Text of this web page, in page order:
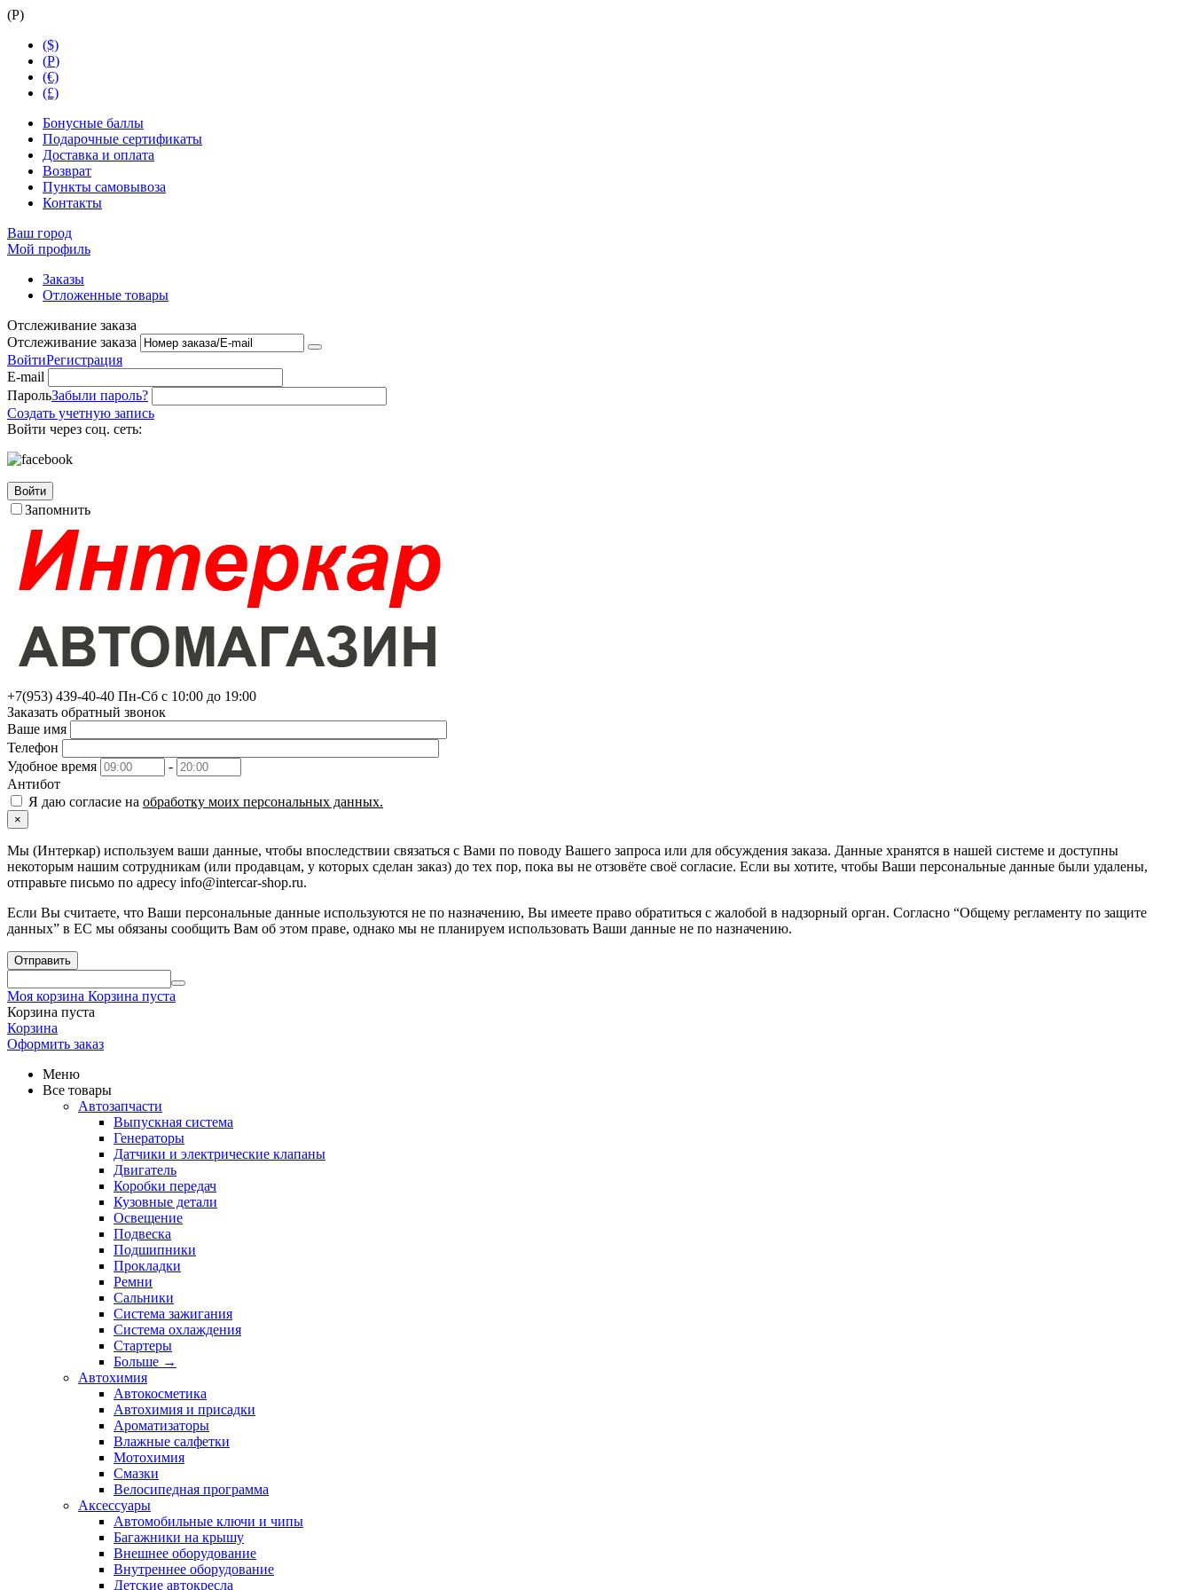
(Р)
($)
(Р)
(€)
(£)
Бонусные баллы
Подарочные сертификаты
Доставка и оплата
Возврат
Пункты самовывоза
Контакты
Ваш город
Мой профиль
Заказы
Отложенные товары
Отслеживание заказа
Отслеживание заказа
ВойтиРегистрация
E-mail
ПарольЗабыли пароль?
Создать учетную запись
Войти через соц. сеть:
Войти
Запомнить
+7(953) 439-40-40 Пн-Сб с 10:00 до 19:00
Заказать обратный звонок
Ваше имя
Телефон
Удобное время
-
Антибот
Я даю согласие на обработку моих персональных данных.
×
Мы (Интеркар) используем ваши данные, чтобы впоследствии связаться с Вами по поводу Вашего запроса или для обсуждения заказа. Данные хранятся в нашей системе и доступны
некоторым нашим сотрудникам (или продавцам, у которых сделан заказ) до тех пор, пока вы не отзовёте своё согласие. Если вы хотите, чтобы Ваши персональные данные были удалены,
отправьте письмо по адресу info@intercar-shop.ru.
Если Вы считаете, что Ваши персональные данные используются не по назначению, Вы имеете право обратиться с жалобой в надзорный орган. Согласно “Общему регламенту по защите
данных” в ЕС мы обязаны сообщить Вам об этом праве, однако мы не планируем использовать Ваши данные не по назначению.
Отправить
Моя корзина Корзина пуста
Корзина пуста
Корзина
Оформить заказ
Меню
Все товары
Автозапчасти
Выпускная система
Генераторы
Датчики и электрические клапаны
Двигатель
Коробки передач
Кузовные детали
Освещение
Подвеска
Подшипники
Прокладки
Ремни
Сальники
Система зажигания
Система охлаждения
Стартеры
Больше →
Автохимия
Автокосметика
Автохимия и присадки
Ароматизаторы
Влажные салфетки
Мотохимия
Смазки
Велосипедная программа
Аксессуары
Автомобильные ключи и чипы
Багажники на крышу
Внешнее оборудование
Внутреннее оборудование
Детские автокресла